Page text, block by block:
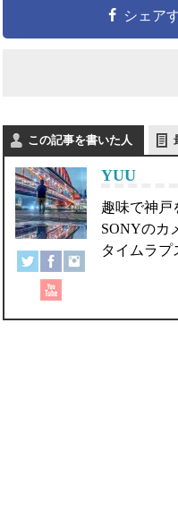
シェア
この記事を書いた人
YUU
趣味で神戸
SONYのカ
タイムラプ